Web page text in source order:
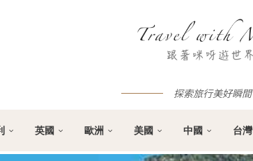
探索旅行美好瞬間
英國 歐洲 美國 中國 台灣